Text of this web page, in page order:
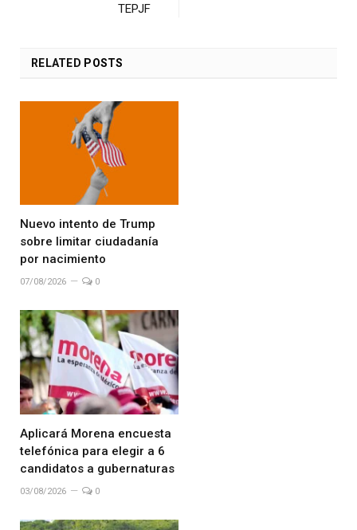
TEPJF
RELATED POSTS
Nuevo intento de Trump
sobre limitar ciudadanía
por nacimiento
07/08/2026 0
Aplicará Morena encuesta
telefónica para elegir a 6
candidatos a gubernaturas
03/08/2026 0